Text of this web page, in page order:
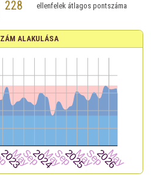
228 ellenfelek átlagos pontszáma
ALAKULÁSA